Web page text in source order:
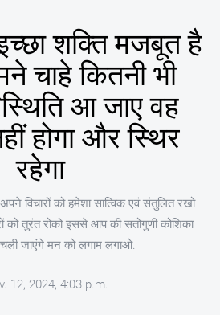
शक्ति मजबूत है
चाहे कितनी भी
आ जाए वह
होगा और स्थिर
रहेगा
विचारों को हमेशा सात्विक एवं संतुलित रखो
को तुरंत रोको इससे आप की सतोगुणी कोशिका
चली जाएंगे मन को लगाम लगाओ.
12, 2024, 4:03 p.m.